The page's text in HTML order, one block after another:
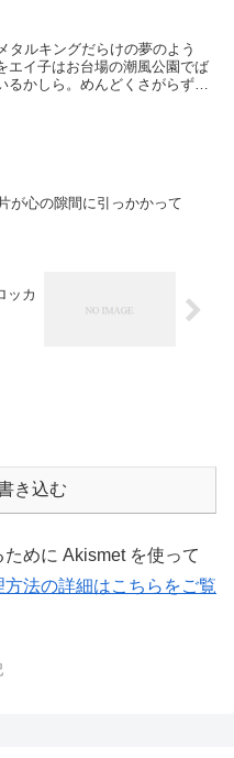
タルキングだらけの夢のよう
エイ子はお台場の潮風公園でば
るかしら。めんどくさがらずに
が心の隙間に引っかかって
ッカ
き込む
めに Akismet を使って
法の詳細はこちらをご覧